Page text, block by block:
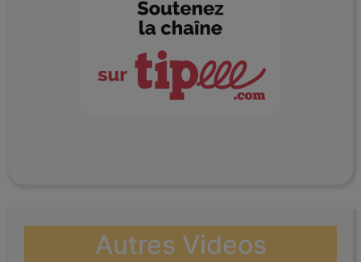
Autres Videos